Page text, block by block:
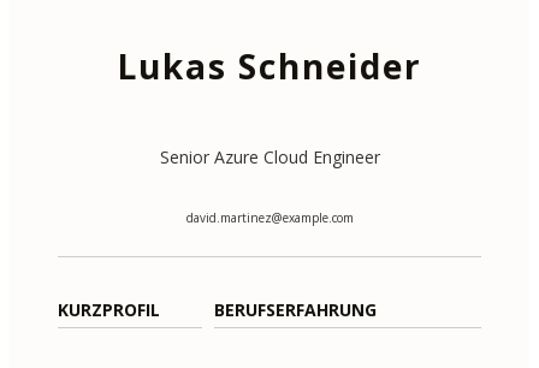
Lukas Schneider
Senior Azure Cloud Engineer
david.martinez@example.com
KURZPROFIL BERUFSERFAHRUNG